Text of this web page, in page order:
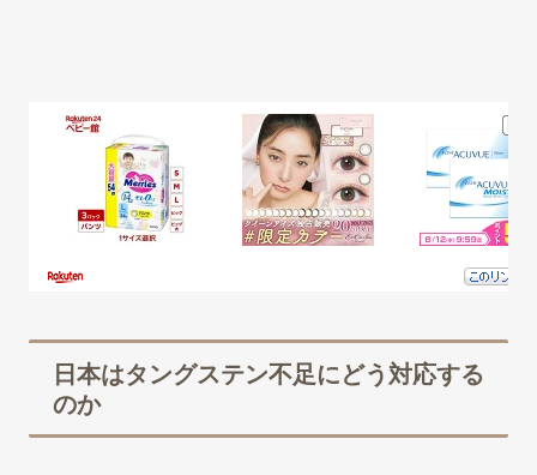
日本はタングステン不足にどう対応する
のか